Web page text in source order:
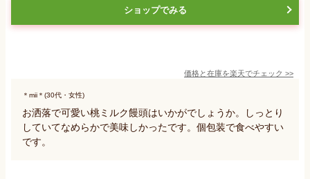
ショップでみる
価格と在庫を楽天でチェック >>
＊mii＊(30代・女性)
お洒落で可愛い桃ミルク饅頭はいかがでしょうか。しっとり
していてなめらかで美味しかったです。個包装で食べやすい
です。